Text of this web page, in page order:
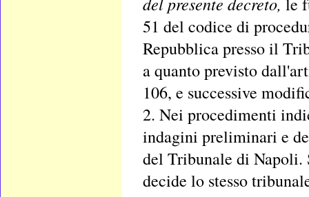
51 del codice di
Repubblica presso il
a quanto previsto
106, e successive
2. Nei procedimenti
indagini preliminari e
del Tribunale di Napoli.
decide lo stesso